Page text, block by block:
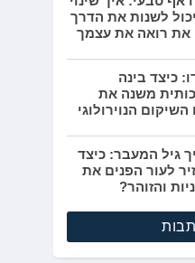
לשנות את הדרך
רואה את עצמך
כיצד בינה
משנה את
השיקום הנוירולוגי
גיל המעבר: כיצד
לעור הפנים את
והזוהר?